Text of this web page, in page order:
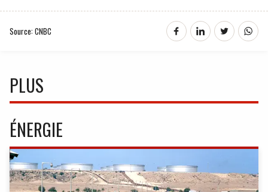
Source: CNBC
PLUS
ÉNERGIE